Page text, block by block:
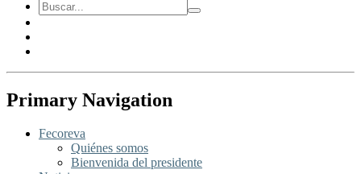
Primary Navigation
Fecoreva
Quiénes somos
Bienvenida del presidente